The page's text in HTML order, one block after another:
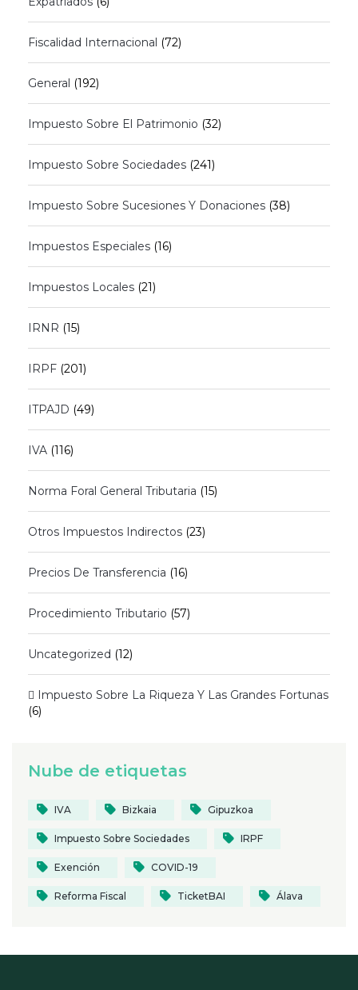
Fiscalidad Internacional (72)
General (192)
Impuesto Sobre El Patrimonio (32)
Impuesto Sobre Sociedades (241)
Impuesto Sobre Sucesiones Y Donaciones (38)
Impuestos Especiales (16)
Impuestos Locales (21)
IRNR (15)
IRPF (201)
ITPAJD (49)
IVA (116)
Norma Foral General Tributaria (15)
Otros Impuestos Indirectos (23)
Precios De Transferencia (16)
Procedimiento Tributario (57)
Uncategorized (12)
 Impuesto Sobre La Riqueza Y Las Grandes Fortunas
(6)
Nube de etiquetas
IVA Bizkaia Gipuzkoa
Impuesto Sobre Sociedades IRPF
Exención COVID-19
Reforma Fiscal TicketBAI Álava